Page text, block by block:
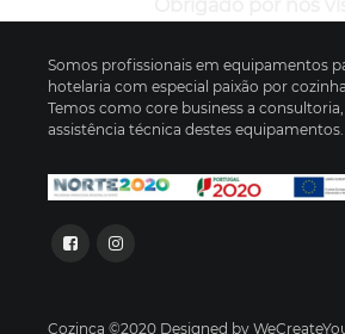
Somos profissionais em equipamentos
hotelaria com especial paixão por
Temos como core business a
assistência técnica destes equipamentos.
Cozinca ©2020 Designed by